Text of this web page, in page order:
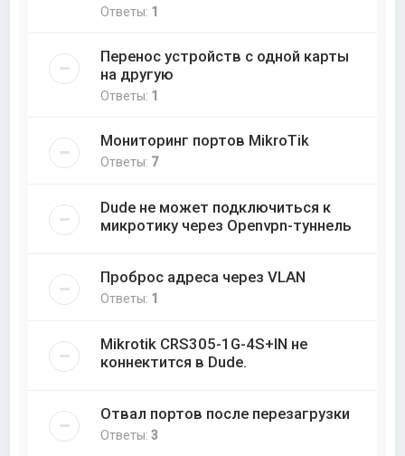
Ответы: 1
Перенос устройств с одной карты
на другую
Ответы: 1
Мониторинг портов MikroTik
Ответы: 7
Dude не может подключиться к
микротику через Openvpn-туннель
Проброс адреса через VLAN
Ответы: 1
Mikrotik CRS305-1G-4S+IN не
коннектится в Dude.
Отвал портов после перезагрузки
Ответы:3